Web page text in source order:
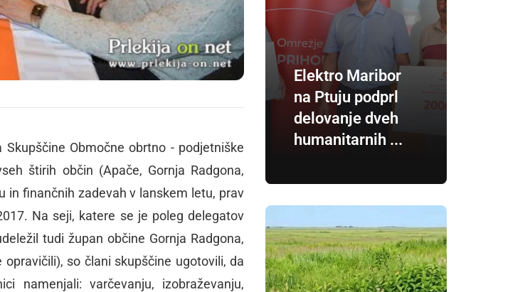
Skupščine Območne obrtno - podjetniške
štirih občin (Apače, Gornja Radgona,
in finančnih zadevah v lanskem letu, prav
Na seji, katere se je poleg delegatov
tudi župan občine Gornja Radgona,
so člani skupščine ugotovili, da
namenjali: varčevanju, izobraževanju,
Elektro Maribor
na Ptuju podprl
delovanje dveh
humanitarnih ...